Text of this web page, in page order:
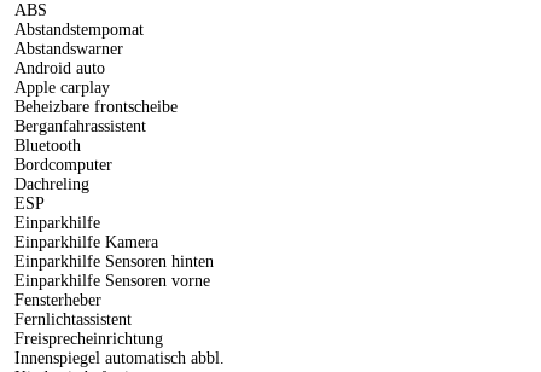
ABS
Abstandstempomat
Abstandswarner
Android auto
Apple carplay
Beheizbare frontscheibe
Berganfahrassistent
Bluetooth
Bordcomputer
Dachreling
ESP
Einparkhilfe
Einparkhilfe Kamera
Einparkhilfe Sensoren hinten
Einparkhilfe Sensoren vorne
Fensterheber
Fernlichtassistent
Freisprecheinrichtung
Innenspiegel automatisch abbl.